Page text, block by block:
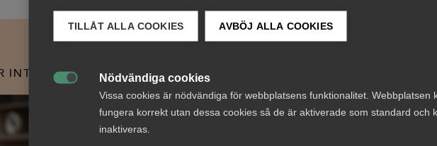
TILLÅT ALLA COOKIES AVBÖJ ALLA COOKIES
Nödvändiga cookies
Vissa cookies är nödvändiga för webbplatsens funktionalitet. Webbplatsen
fungera korrekt utan dessa cookies så de är aktiverade som standard och
inaktiveras.
INTRESSERAD AV DETTA?